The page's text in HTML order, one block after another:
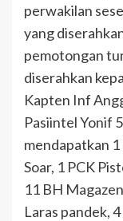
perwakilan
yang
pemotongan
diserahkan
Kapten Inf
Pasiintel Yonif
mendapatkan
Soar, 1 PCK
11 BH
Laras pandek,